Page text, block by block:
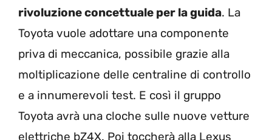
rivoluzione concettuale per la guida. La
Toyota vuole adottare una componente
priva di meccanica, possibile grazie alla
moltiplicazione delle centraline di controllo
e a innumerevoli test. E così il gruppo
Toyota avrà una cloche sulle nuove vetture
elettriche bZ4X. Poi toccherà alla Lexus